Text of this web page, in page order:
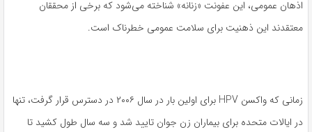
اذهان عمومی، این عفونت «زنانه» شناخته می‌شود که برخی از محققان
معتقدند این ذهنیت برای سلامت عمومی خطرناک است.
زمانی که واکسن HPV برای اولین بار در سال ۲۰۰۶ در دسترس قرار گرفت، تنها
در ایالات متحده برای بیماران زن جوان تایید شد و سه سال طول کشید تا